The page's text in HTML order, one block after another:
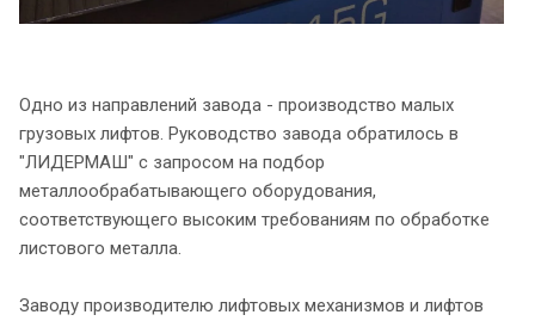
Одно из направлений завода - производство малых
грузовых лифтов. Руководство завода обратилось в
"ЛИДЕРМАШ" с запросом на подбор
металлообрабатывающего оборудования,
соответствующего высоким требованиям по обработке
листового металла.
Заводу производителю лифтовых механизмов и лифтов